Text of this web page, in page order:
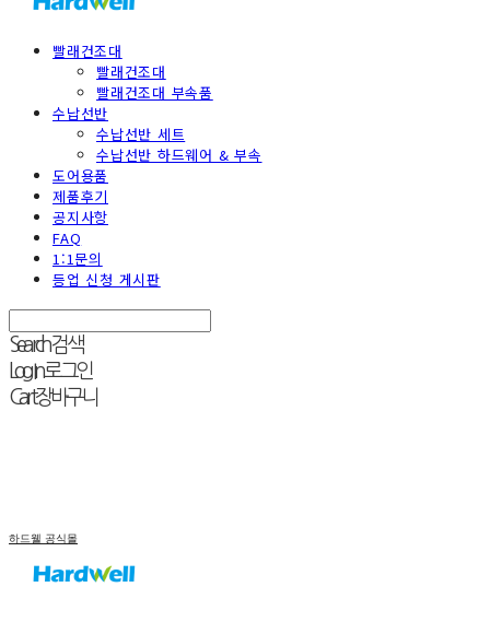
빨래건조대
빨래건조대
빨래건조대 부속품
수납선반
수납선반 세트
수납선반 하드웨어 & 부속
도어용품
제품후기
공지사항
FAQ
1:1문의
등업 신청 게시판
Search검색
Log In로그인
Cart장바구니
하드웰 공식몰